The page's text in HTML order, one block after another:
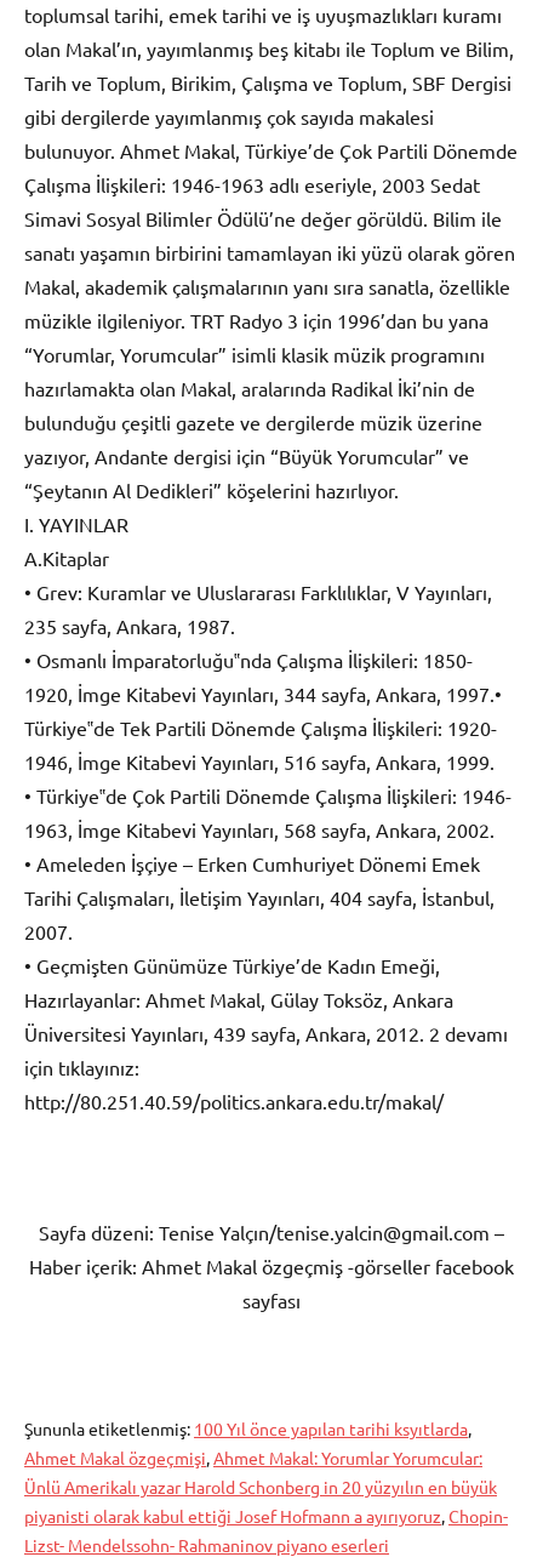
toplumsal tarihi, emek tarihi ve iş uyuşmazlıkları kuramı
olan Makal’ın, yayımlanmış beş kitabı ile Toplum ve Bilim,
Tarih ve Toplum, Birikim, Çalışma ve Toplum, SBF Dergisi
gibi dergilerde yayımlanmış çok sayıda makalesi
bulunuyor. Ahmet Makal, Türkiye’de Çok Partili Dönemde
Çalışma İlişkileri: 1946-1963 adlı eseriyle, 2003 Sedat
Simavi Sosyal Bilimler Ödülü’ne değer görüldü. Bilim ile
sanatı yaşamın birbirini tamamlayan iki yüzü olarak gören
Makal, akademik çalışmalarının yanı sıra sanatla, özellikle
müzikle ilgileniyor. TRT Radyo 3 için 1996’dan bu yana
“Yorumlar, Yorumcular” isimli klasik müzik programını
hazırlamakta olan Makal, aralarında Radikal İki’nin de
bulunduğu çeşitli gazete ve dergilerde müzik üzerine
yazıyor, Andante dergisi için “Büyük Yorumcular” ve
“Şeytanın Al Dedikleri” köşelerini hazırlıyor.
I. YAYINLAR
A.Kitaplar
• Grev: Kuramlar ve Uluslararası Farklılıklar, V Yayınları,
235 sayfa, Ankara, 1987.
• Osmanlı İmparatorluğu‟nda Çalışma İlişkileri: 1850-
1920, İmge Kitabevi Yayınları, 344 sayfa, Ankara, 1997.•
Türkiye‟de Tek Partili Dönemde Çalışma İlişkileri: 1920-
1946, İmge Kitabevi Yayınları, 516 sayfa, Ankara, 1999.
• Türkiye‟de Çok Partili Dönemde Çalışma İlişkileri: 1946-
1963, İmge Kitabevi Yayınları, 568 sayfa, Ankara, 2002.
• Ameleden İşçiye – Erken Cumhuriyet Dönemi Emek
Tarihi Çalışmaları, İletişim Yayınları, 404 sayfa, İstanbul,
2007.
• Geçmişten Günümüze Türkiye’de Kadın Emeği,
Hazırlayanlar: Ahmet Makal, Gülay Toksöz, Ankara
Üniversitesi Yayınları, 439 sayfa, Ankara, 2012. 2 devamı
için tıklayınız:
http://80.251.40.59/politics.ankara.edu.tr/makal/
Sayfa düzeni: Tenise Yalçın/tenise.yalcin@gmail.com –
Haber içerik: Ahmet Makal özgeçmiş -görseller facebook
sayfası
Şununla etiketlenmiş: 100 Yıl önce yapılan tarihi ksyıtlarda,
Ahmet Makal özgeçmişi,Ahmet Makal: Yorumlar Yorumcular:
Ünlü Amerikalı yazar Harold Schonberg in 20 yüzyılın en büyük
piyanisti olarak kabul ettiği Josef Hofmann a ayırıyoruz,Chopin-
Lizst- Mendelssohn- Rahmaninov piyano eserleri